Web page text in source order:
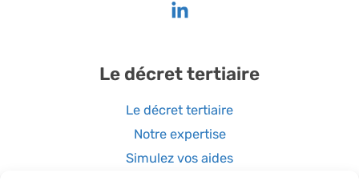
Le décret tertiaire
Le décret tertiaire
Notre expertise
Simulez vos aides